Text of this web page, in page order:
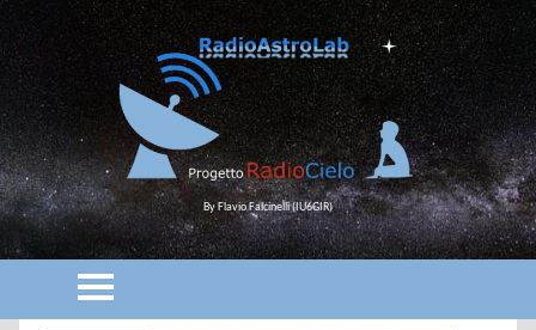
By Flavio Falcinelli (IU6GIR)